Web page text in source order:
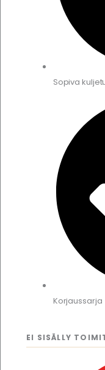
Sopiva
Korjaussarja
EI SISÄLLY